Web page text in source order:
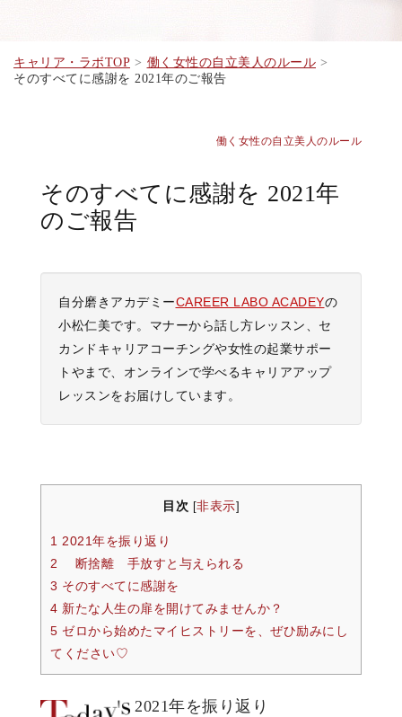
キャリア・ラボTOP
働く女性の自立美人のルール
そのすべてに感謝を 2021年のご報告
働く女性の自立美人のルール
そのすべてに感謝を 2021年
のご報告
自分磨きアカデミーCAREER LABO ACADEYの
小松仁美です。マナーから話し方レッスン、セ
カンドキャリアコーチングや女性の起業サポー
トやまで、オンラインで学べるキャリアアップ
レッスンをお届けしています。
目次 非表示
1 2021年を振り返り
2 断捨離 手放すと与えられる
3 そのすべてに感謝を
4 新たな人生の扉を開けてみませんか？
5 ゼロから始めたマイヒストリーを、ぜひ励みにし
てください♡
2021年を振り返り